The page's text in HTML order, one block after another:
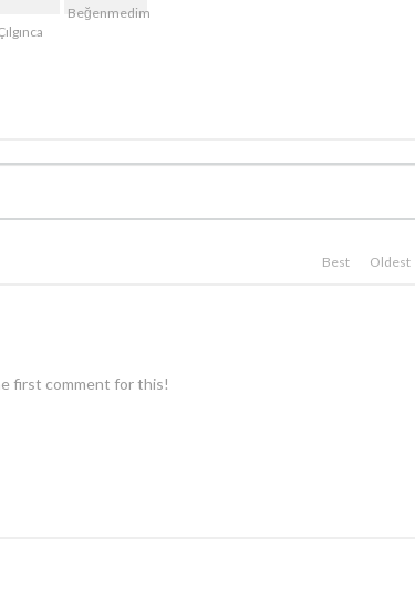
Beğenmedim
Best Oldest
first comment for this!